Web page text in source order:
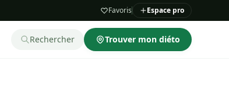
Favoris Espace pro
Rechercher Trouver mon diéto